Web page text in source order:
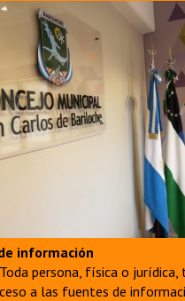
información
persona, física o
a las fuentes de